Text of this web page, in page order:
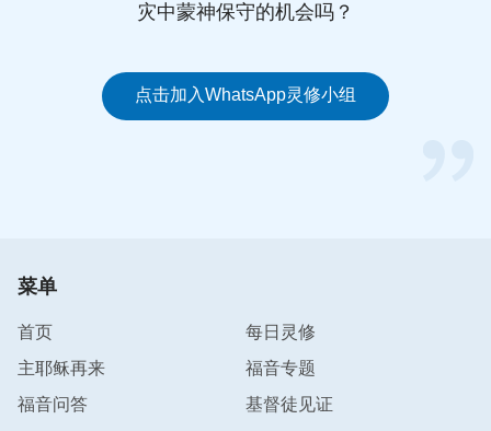
尤其当我们有了地位之后，我们就更加觉得自己与众
心意的事，我们就会用发火来宣泄自己的不满情绪，
其实就是为了让别人注意到我们的身份，能够顺从我
听了姊妹的交通，想到我为了维护自己是上司的地
到我的权威；在与下属沟通方案时，如果谁否认了我
的方案，挑战了我的尊严，我就大声地与他辩论，意
灾中蒙神保守的机会吗？
点击加入WhatsApp灵修小组
菜单
首页
每日灵修
主耶稣再来
福音专题
福音问答
基督徒见证